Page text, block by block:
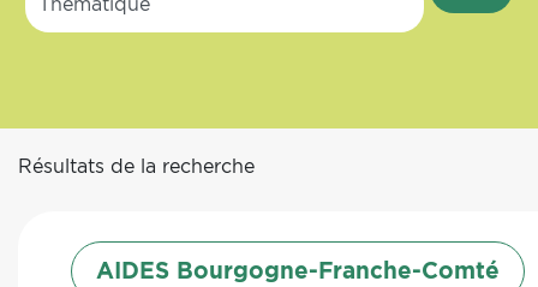
Résultats de la recherche
AIDES Bourgogne-Franche-Comté